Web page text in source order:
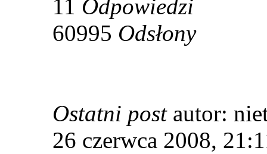
11 Odpowiedzi
60995 Odsłony
Ostatni post autor:
26 czerwca 2008,